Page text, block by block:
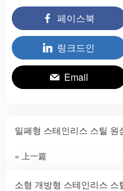
페이스북
링크드인
Email
밀폐형 스테인리스 스틸 원
« 上一篇
소형 개방형 스테인리스 스